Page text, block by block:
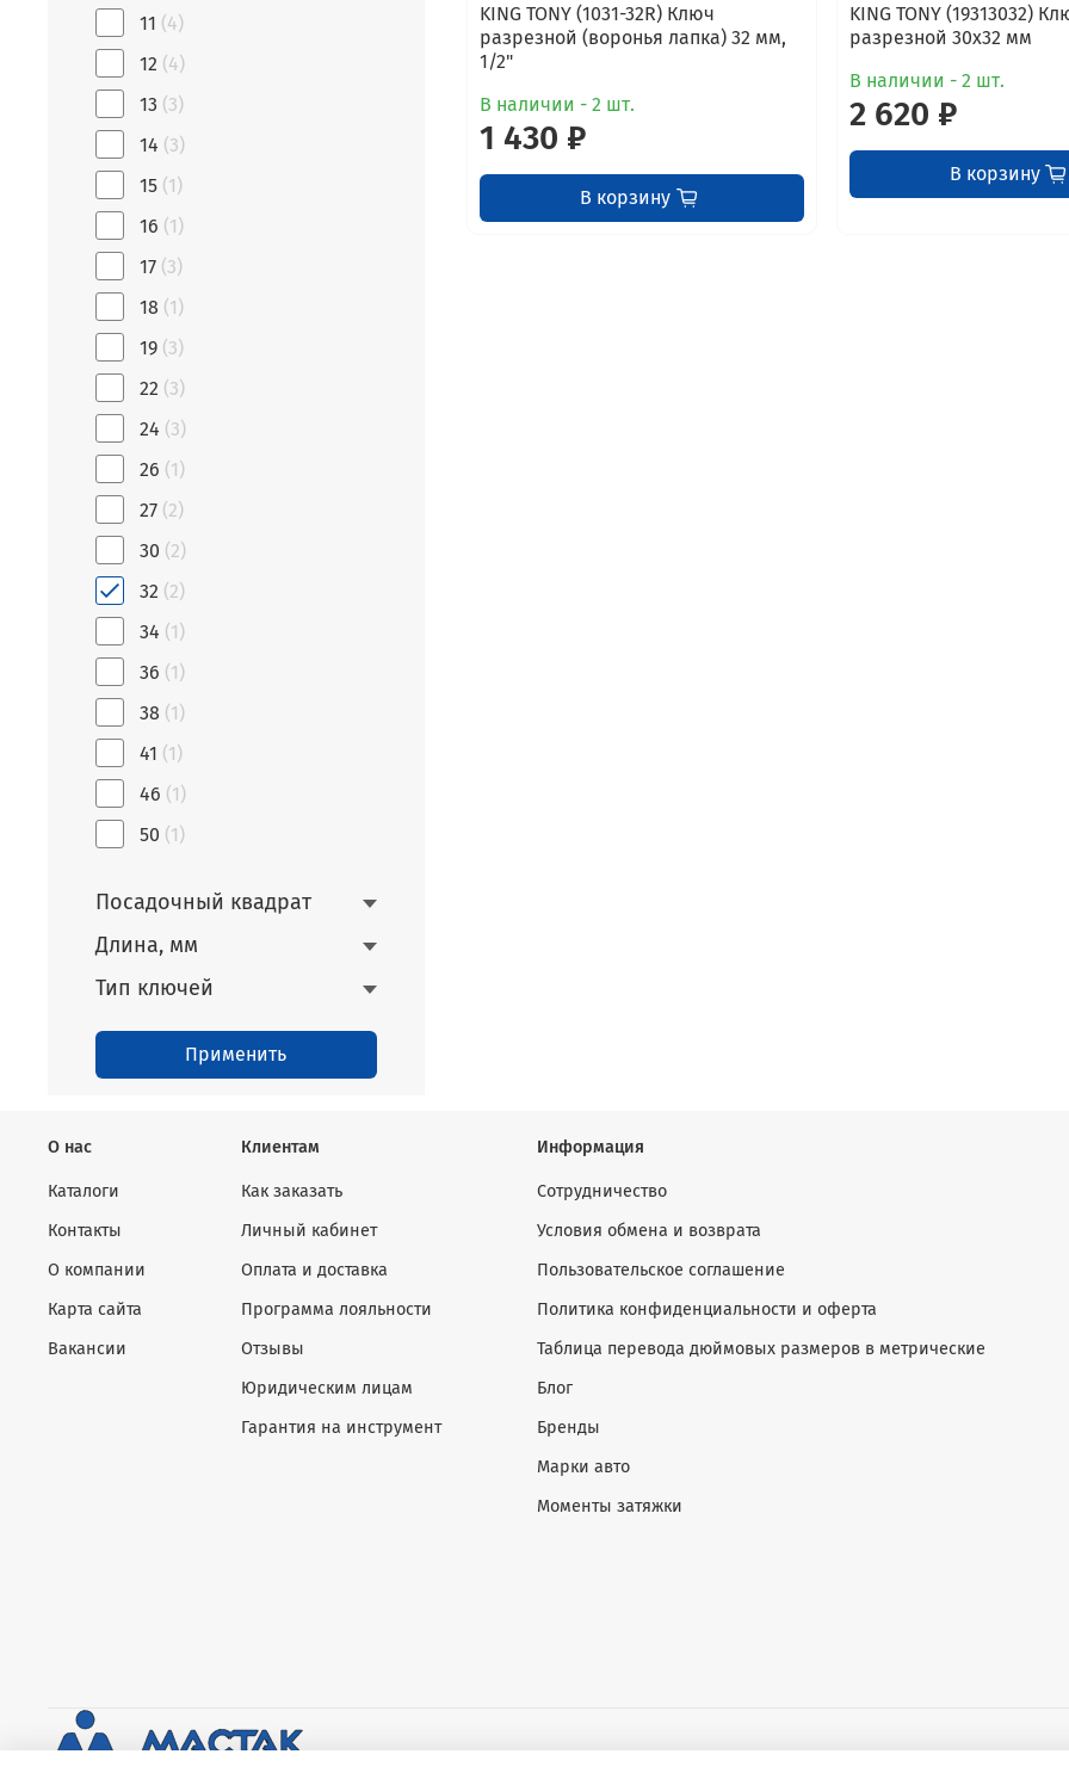
KING TONY (1031-32R) Ключ
разрезной (воронья лапка) 32 мм,
1/2"
В наличии - 2 шт.
1 430 ₽
В корзину
KING TONY (19313032)
разрезной 30x32 мм
В наличии - 2 шт.
2 620 ₽
В корзину
11 (4)
12 (4)
13 (3)
14 (3)
15 (1)
16 (1)
17 (3)
18 (1)
19 (3)
22 (3)
24 (3)
26 (1)
27 (2)
30 (2)
32 (2)
34 (1)
36 (1)
38 (1)
41 (1)
46 (1)
50 (1)
Посадочный квадрат
Длина, мм
Тип ключей
Применить
О нас
Каталоги
Контакты
О компании
Карта сайта
Вакансии
Клиентам
Как заказать
Личный кабинет
Оплата и доставка
Программа лояльности
Отзывы
Юридическим лицам
Гарантия на инструмент
Информация
Сотрудничество
Условия обмена и возврата
Пользовательское соглашение
Политика конфиденциальности и оферта
Таблица перевода дюймовых размеров в метрические
Блог
Бренды
Марки авто
Моменты затяжки